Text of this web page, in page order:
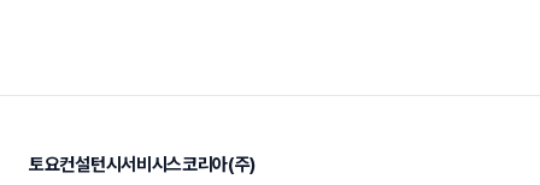
토요컨설턴시서비시스코리아(주)